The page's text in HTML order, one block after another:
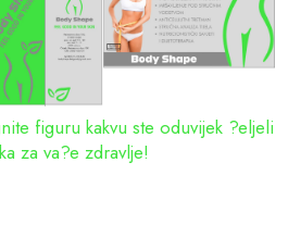
figuru kakvu ste oduvijek ?eljeli
za va?e zdravlje!